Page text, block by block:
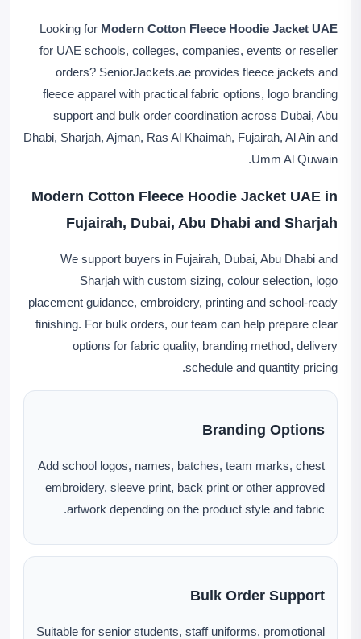
Looking for Modern Cotton Fleece Hoodie Jacket UAE
for UAE schools, colleges, companies, events or reseller
orders? SeniorJackets.ae provides fleece jackets and
fleece apparel with practical fabric options, logo branding
support and bulk order coordination across Dubai, Abu
Dhabi, Sharjah, Ajman, Ras Al Khaimah, Fujairah, Al Ain and
Umm Al Quwain.
Modern Cotton Fleece Hoodie Jacket UAE in
Fujairah, Dubai, Abu Dhabi and Sharjah
We support buyers in Fujairah, Dubai, Abu Dhabi and
Sharjah with custom sizing, colour selection, logo
placement guidance, embroidery, printing and school-ready
finishing. For bulk orders, our team can help prepare clear
options for fabric quality, branding method, delivery
schedule and quantity pricing.
Branding Options
Add school logos, names, batches, team marks, chest
embroidery, sleeve print, back print or other approved
artwork depending on the product style and fabric.
Bulk Order Support
Suitable for senior students, staff uniforms, promotional